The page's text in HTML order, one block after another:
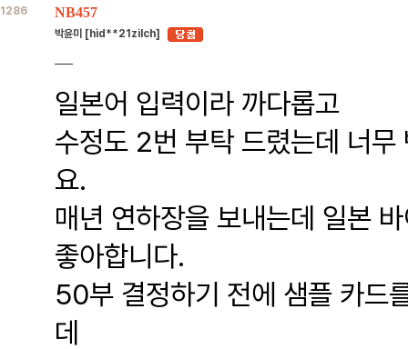
1286 NB457
박윤미 [hid**21zilch]
일본어 입력이라 까다롭고
수정도 2번 부탁 드렸는데 너무
요.
매년 연하장을 보내는데 일본
좋아합니다.
50부 결정하기 전에 샘플 카드
데